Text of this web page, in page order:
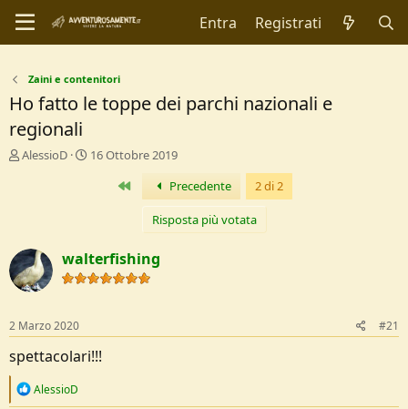
Entra Registrati
Zaini e contenitori
Ho fatto le toppe dei parchi nazionali e
regionali
C
r
e
D
s
c
u
s
s
i
AlessioD
D
I
n
i
o
16 Ottobre 2019
Primo Precedente 2 di 2
Risposta più votata
walterfishing
2 Marzo 2020 #21
spettacolari!!!
R
AlessioD